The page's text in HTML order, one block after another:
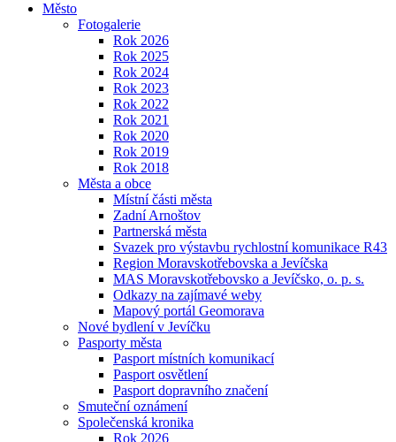
Město
Fotogalerie
Rok 2026
Rok 2025
Rok 2024
Rok 2023
Rok 2022
Rok 2021
Rok 2020
Rok 2019
Rok 2018
Města a obce
Místní části města
Zadní Arnoštov
Partnerská města
Svazek pro výstavbu rychlostní komunikace R43
Region Moravskotřebovska a Jevíčska
MAS Moravskotřebovsko a Jevíčsko, o. p. s.
Odkazy na zajímavé weby
Mapový portál Geomorava
Nové bydlení v Jevíčku
Pasporty města
Pasport místních komunikací
Pasport osvětlení
Pasport dopravního značení
Smuteční oznámení
Společenská kronika
Rok 2026